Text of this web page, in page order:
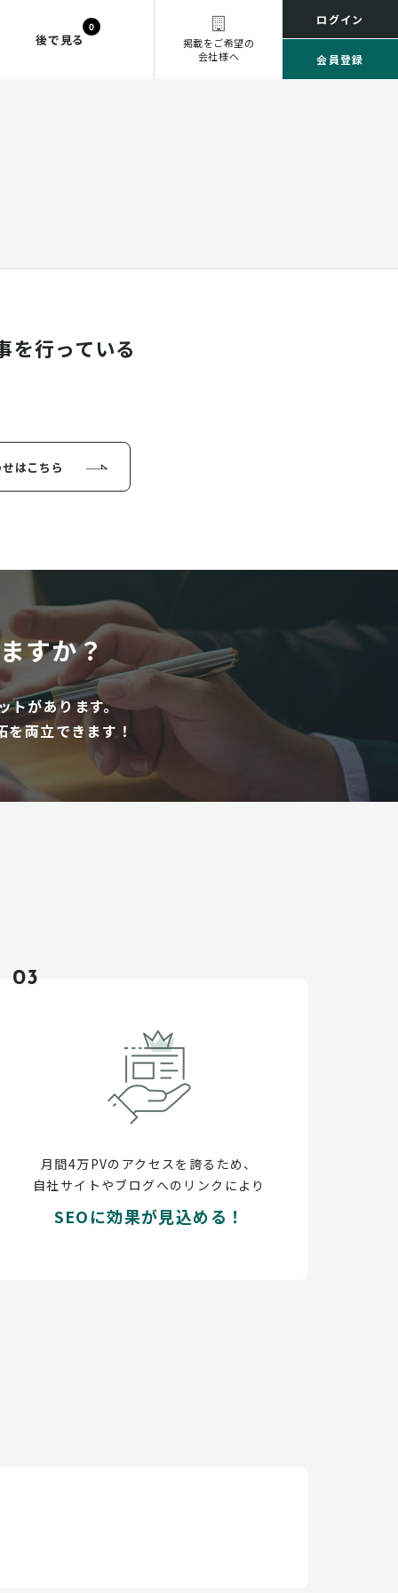
後で見る
0
掲載をご希望の
会社様へ
ログイン
会員登録
を行っている
はこちら
すか？
トがあります。
両立できます！
03
月間4万PVのアクセスを誇るため、
自社サイトやブログへのリンクにより
SEOに効果が見込める！